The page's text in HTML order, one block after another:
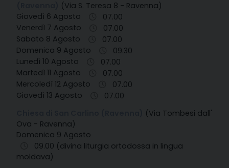
(Via S. Teresa 8 - Ravenna)
Giovedì 6 Agosto
07.00
Venerdì 7 Agosto
07.00
Sabato 8 Agosto
07.00
Domenica 9 Agosto
09.30
Lunedì 10 Agosto
07.00
Martedì 11 Agosto
07.00
Mercoledì 12 Agosto
07.00
Giovedì 13 Agosto
07.00
(Via Tombesi dall'
Ova - Ravenna)
Domenica 9 Agosto
09.00 (divina liturgia ortodossa in lingua
moldava)